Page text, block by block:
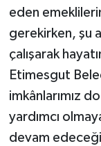
eden
gerekirken, şu
çalışarak
Etimesgut
imkânlarımız
yardımcı
devam